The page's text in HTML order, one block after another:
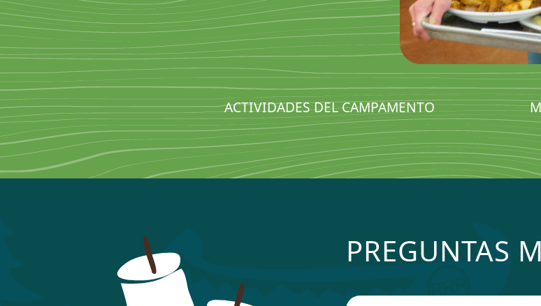
ACTIVIDADES DEL CAMPAMENTO
PREGUNTAS